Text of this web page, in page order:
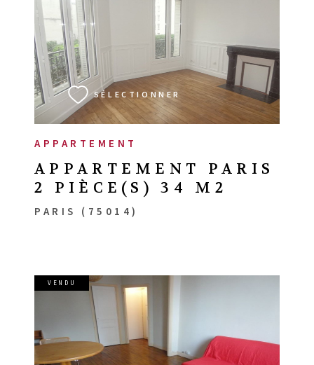
APPARTEMENT
APPARTEMENT PARIS
2 PIÈCE(S) 34 M2
PARIS (75014)
SÉLECTIONNER
VOIR LE BIEN
VENDU
VOIR LE BIEN